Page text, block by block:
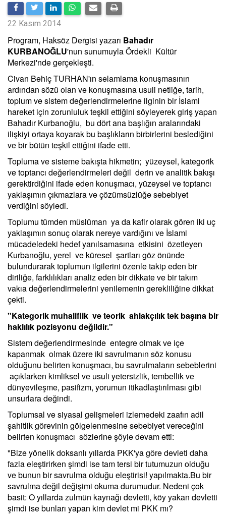
22 Kasım 2014
Program, Haksöz Dergisi yazarı Bahadır
KURBANOĞLU'nun sunumuyla Ördekli Kültür
Merkezi'nde gerçekleşti.
Civan Behiç TURHAN'ın selamlama konuşmasının
ardından sözü olan ve konuşmasına usuli netliğe, tarih,
toplum ve sistem değerlendirmelerine ilginin bir İslami
hareket için zorunluluk teşkil ettiğini söyleyerek giriş yapan
Bahadır Kurbanoğlu, bu dört ana başlığın aralarındaki
ilişkiyi ortaya koyarak bu başlıkların birbirlerini beslediğini
ve bir bütün teşkil ettiğini ifade etti.
Topluma ve sisteme bakışta hikmetin; yüzeysel, kategorik
ve toptancı değerlendirmeleri değil derin ve analitik bakışı
gerektirdiğini ifade eden konuşmacı, yüzeysel ve toptancı
yaklaşımın çıkmazlara ve çözümsüzlüğe sebebiyet
verdiğini söyledi.
Toplumu tümden müslüman ya da kafir olarak gören iki uç
yaklaşımın sonuç olarak nereye vardığını ve İslami
mücadeledeki hedef yanılsamasına etkisini özetleyen
Kurbanoğlu, yerel ve küresel şartları göz önünde
bulundurarak toplumun ilgilerini özenle takip eden bir
diriliğe, farklılıkları analiz eden bir dikkate ve bir takım
vakıa değerlendirmelerini yenilemenin gerekliliğine dikkat
çekti.
"Kategorik muhaliflik ve teorik ahlakçılık tek başına bir
haklılık pozisyonu değildir."
Sistem değerlendirmesinde entegre olmak ve içe
kapanmak olmak üzere iki savrulmanın söz konusu
olduğunu belirten konuşmacı, bu savrulmaların sebeblerini
açıklarken kimliksel ve usuli yetersizlik, tembellik ve
dünyevileşme, pasifizm, yorumun itikadlaştırılması gibi
unsurlara değindi.
Toplumsal ve siyasal gelişmeleri izlemedeki zaafın adil
şahitlik görevinin gölgelenmesine sebebiyet vereceğini
belirten konuşmacı sözlerine şöyle devam etti:
"Bize yönelik doksanlı yıllarda PKK'ya göre devleti daha
fazla eleştirirken şimdi ise tam tersi bir tutumuzun olduğu
ve bunun bir savrulma olduğu eleştirisi! yapılmakta.Bu bir
savrulma değil değişimi okuma durumudur. Nedeni çok
basit: O yıllarda zulmün kaynağı devletti, köy yakan devletti
şimdi ise bunları yapan kim devlet mi PKK mı?